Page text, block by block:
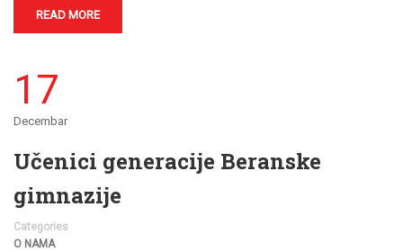
READ MORE
17
Decembar
Učenici generacije Beranske
gimnazije
Categories
O NAMA